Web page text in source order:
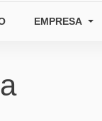
EMPRESA